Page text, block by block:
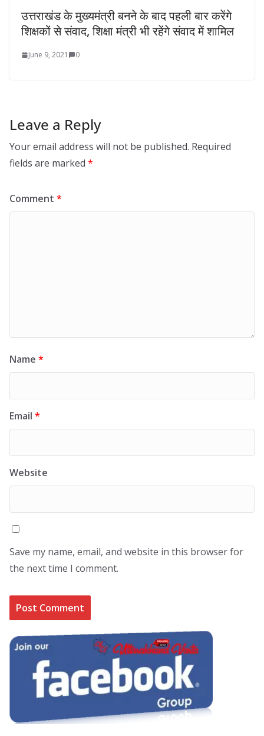
उत्तराखंड के मुख्यमंत्री बनने के बाद पहली बार करेंगे
शिक्षकों से संवाद, शिक्षा मंत्री भी रहेंगे संवाद में शामिल
June 9, 2021 0
Leave a Reply
Your email address will not be published. Required
fields are marked *
Comment *
Name *
Email *
Website
Save my name, email, and website in this browser for
the next time I comment.